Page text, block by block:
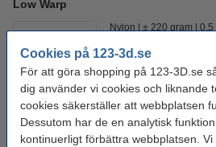
Cookies på 123-3d.se
För att göra shopping på 123-3D.se
dig använder vi cookies och liknande
cookies säkerställer att webbplatsen
Dessutom har de en analytisk
kontinuerligt förbättra webbplatsen. Vi
Low Warp
Nylon ± 220 gram 0,5
Se specifikationerna
EU-lager 5-7dgr
295 kr